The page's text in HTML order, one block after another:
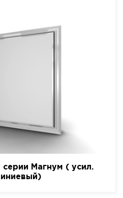
Магнум ( усил.